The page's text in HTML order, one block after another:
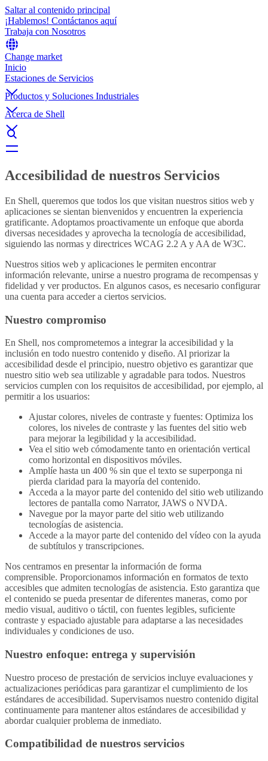
Saltar al contenido principal
¡Hablemos! Contáctanos aquí
Trabaja con Nosotros
Change market
Inicio
Estaciones de Servicios
Productos y Soluciones Industriales
Acerca de Shell
Accesibilidad de nuestros Servicios
En Shell, queremos que todos los que visitan nuestros sitios web y
aplicaciones se sientan bienvenidos y encuentren la experiencia
gratificante. Adoptamos proactivamente un enfoque que aborda
diversas necesidades y aprovecha la tecnología de accesibilidad,
siguiendo las normas y directrices WCAG 2.2 A y AA de W3C.
Nuestros sitios web y aplicaciones le permiten encontrar
información relevante, unirse a nuestro programa de recompensas y
fidelidad y ver productos. En algunos casos, es necesario configurar
una cuenta para acceder a ciertos servicios.
Nuestro compromiso
En Shell, nos comprometemos a integrar la accesibilidad y la
inclusión en todo nuestro contenido y diseño. Al priorizar la
accesibilidad desde el principio, nuestro objetivo es garantizar que
nuestro sitio web sea utilizable y agradable para todos. Nuestros
servicios cumplen con los requisitos de accesibilidad, por ejemplo, al
permitir a los usuarios:
Ajustar colores, niveles de contraste y fuentes: Optimiza los
colores, los niveles de contraste y las fuentes del sitio web
para mejorar la legibilidad y la accesibilidad.
Vea el sitio web cómodamente tanto en orientación vertical
como horizontal en dispositivos móviles.
Amplíe hasta un 400 % sin que el texto se superponga ni
pierda claridad para la mayoría del contenido.
Acceda a la mayor parte del contenido del sitio web utilizando
lectores de pantalla como Narrator, JAWS o NVDA.
Navegue por la mayor parte del sitio web utilizando
tecnologías de asistencia.
Accede a la mayor parte del contenido del vídeo con la ayuda
de subtítulos y transcripciones.
Nos centramos en presentar la información de forma
comprensible. Proporcionamos información en formatos de texto
accesibles que admiten tecnologías de asistencia. Esto garantiza que
el contenido se pueda presentar de diferentes maneras, como por
medio visual, auditivo o táctil, con fuentes legibles, suficiente
contraste y espaciado ajustable para adaptarse a las necesidades
individuales y condiciones de uso.
Nuestro enfoque: entrega y supervisión
Nuestro proceso de prestación de servicios incluye evaluaciones y
actualizaciones periódicas para garantizar el cumplimiento de los
estándares de accesibilidad. Supervisamos nuestro contenido digital
continuamente para mantener altos estándares de accesibilidad y
abordar cualquier problema de inmediato.
Compatibilidad de nuestros servicios